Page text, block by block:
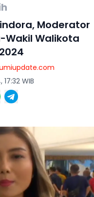
Moderator
Wakil Walikota
WIB